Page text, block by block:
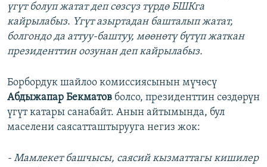
үгүт болуп жатат деп сөзсүз түрдө БШКга
кайрылабыз. Үгүт азыртадан башталып жатат,
болгондо да аттуу-баштуу, мөөнөтү бүтүп жаткан
президенттин оозунан деп кайрылабыз.
Борбордук шайлоо комиссиясынын мүчөсү
Абдыжапар Бекматов болсо, президенттин сөздөрүн
үгүт катары санабайт. Анын айтымында, бул
маселени саясатташтырууга негиз жок:
- Мамлекет башчысы, саясий кызматтагы кишилер